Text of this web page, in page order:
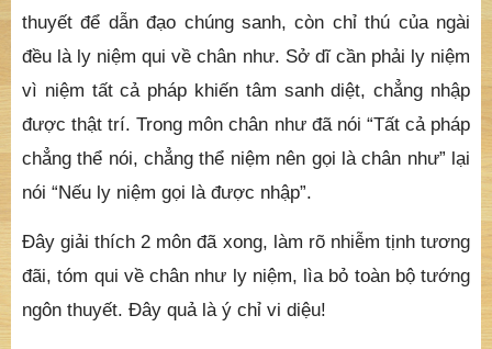
thuyết để dẫn đạo chúng sanh, còn chỉ thú của ngài
đều là ly niệm qui về chân như. Sở dĩ cần phải ly niệm
vì niệm tất cả pháp khiến tâm sanh diệt, chẳng nhập
được thật trí. Trong môn chân như đã nói “Tất cả pháp
chẳng thể nói, chẳng thể niệm nên gọi là chân như” lại
nói “Nếu ly niệm gọi là được nhập”.
Đây giải thích 2 môn đã xong, làm rõ nhiễm tịnh tương
đãi, tóm qui về chân như ly niệm, lìa bỏ toàn bộ tướng
ngôn thuyết. Đây quả là ý chỉ vi diệu!